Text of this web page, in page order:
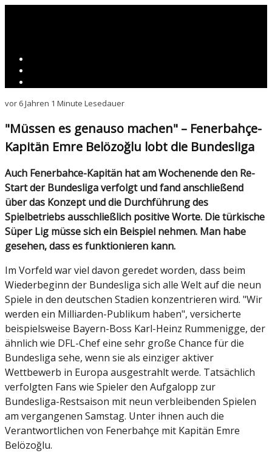
vor 6 Jahren 1 Minute Lesedauer
"Müssen es genauso machen" – Fenerbahçe-
Kapitän Emre Belözoğlu lobt die Bundesliga
Auch Fenerbahce-Kapitän hat am Wochenende den Re-
Start der Bundesliga verfolgt und fand anschließend
über das Konzept und die Durchführung des
Spielbetriebs ausschließlich positive Worte. Die türkische
Süper Lig müsse sich ein Beispiel nehmen. Man habe
gesehen, dass es funktionieren kann.
Im Vorfeld war viel davon geredet worden, dass beim
Wiederbeginn der Bundesliga sich alle Welt auf die neun
Spiele in den deutschen Stadien konzentrieren wird. "Wir
werden ein Milliarden-Publikum haben", versicherte
beispielsweise Bayern-Boss Karl-Heinz Rummenigge, der
ähnlich wie DFL-Chef eine sehr große Chance für die
Bundesliga sehe, wenn sie als einziger aktiver
Wettbewerb in Europa ausgestrahlt werde. Tatsächlich
verfolgten Fans wie Spieler den Aufgalopp zur
Bundesliga-Restsaison mit neun verbleibenden Spielen
am vergangenen Samstag. Unter ihnen auch die
Verantwortlichen von Fenerbahçe mit Kapitän Emre
Belözoğlu.